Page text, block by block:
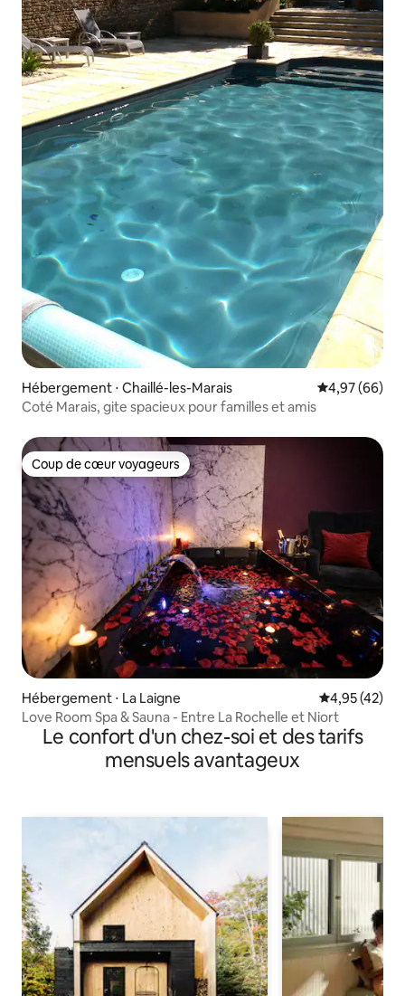
Hébergement ⋅ Chaillé-les-Marais Évaluation
4,97 (66)
Coté Marais, gite spacieux pour familles et amis
Coup de cœur voyageurs
Coup de cœur voyageurs
Hébergement ⋅ La Laigne Évaluation
4,95 (42)
Love Room Spa & Sauna - Entre La Rochelle et Niort
Le confort d'un chez-soi et des tarifs
mensuels avantageux